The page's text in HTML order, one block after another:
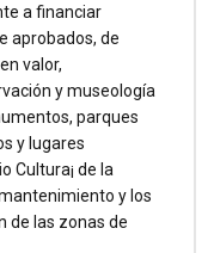
a financiar
aprobados, de
valor,
y museología
parques
y lugares
Cultura¡ de la
y los
de las zonas de